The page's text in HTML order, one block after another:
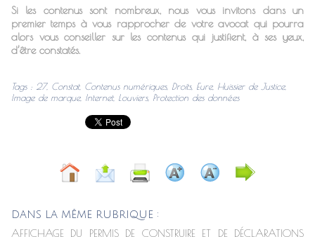
Si les contenus sont nombreux, nous vous invitons dans un
premier temps à vous rapprocher de votre avocat qui pourra
alors vous conseiller sur les contenus qui justifient, à ses yeux,
d’être constatés.
Tags: 27, Constat, Contenus numériques, Droits, Eure, Huissier de Justice,
Image de marque, Internet, Louviers, Protection des données
DANS LA MÊME RUBRIQUE :
AFFICHAGE DU PERMIS DE CONSTRUIRE ET DE DÉCLARATIONS